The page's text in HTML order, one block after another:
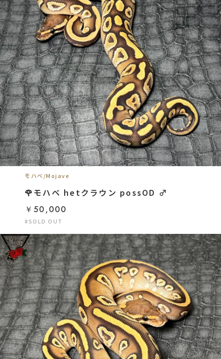
モハベ/Mojave
🌹モハベ hetクラウン possOD ♂
￥50,000
#SOLD OUT